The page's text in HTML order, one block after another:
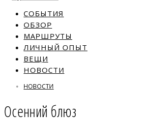
СОБЫТИЯ
ОБЗОР
МАРШРУТЫ
ЛИЧНЫЙ ОПЫТ
ВЕЩИ
НОВОСТИ
НОВОСТИ
Осенний блюз